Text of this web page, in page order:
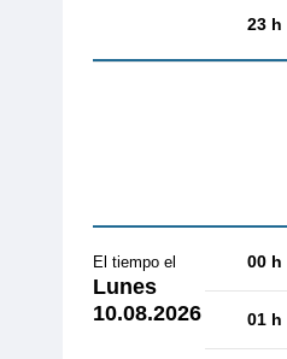
23 h
El tiempo el
Lunes
10.08.2026
00 h
01 h